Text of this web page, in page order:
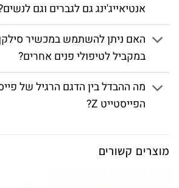
אנטיאייג'ינג גם לגברים וגם
האם ניתן להשתמש במכשיר
במקביל לטיפולי פנים אחרים?
מה ההבדל בין הדגם הרגיל של
הפייסטייט Z?
מוצרים קשורים